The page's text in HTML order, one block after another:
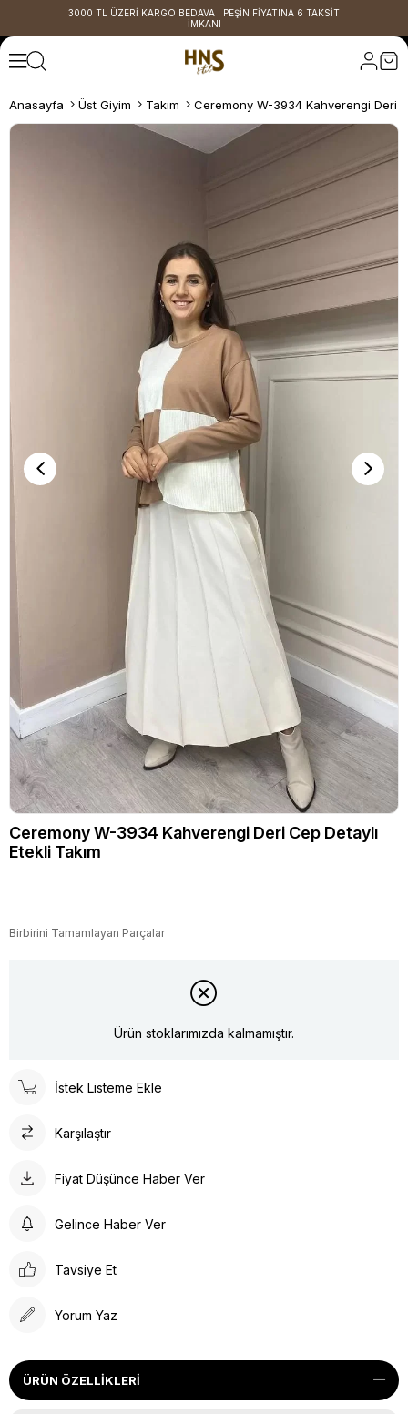
3000 TL ÜZERİ KARGO BEDAVA | PEŞİN FİYATINA 6 TAKSİT
İMKANI
Anasayfa Üst Giyim Takım
Ceremony W-3934 Kahverengi Deri Cep Detaylı
Etekli Takım
Birbirini Tamamlayan Parçalar
Ürün stoklarımızda kalmamıştır.
İstek Listeme Ekle
Karşılaştır
Fiyat Düşünce Haber Ver
Gelince Haber Ver
Tavsiye Et
Yorum Yaz
ÜRÜN ÖZELLIKLERI